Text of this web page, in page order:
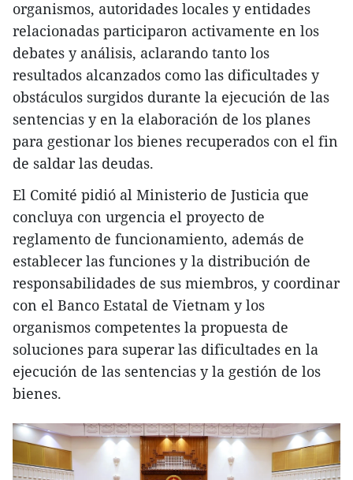
organismos, autoridades locales y entidades
relacionadas participaron activamente en los
debates y análisis, aclarando tanto los
resultados alcanzados como las dificultades y
obstáculos surgidos durante la ejecución de las
sentencias y en la elaboración de los planes
para gestionar los bienes recuperados con el fin
de saldar las deudas.
El Comité pidió al Ministerio de Justicia que
concluya con urgencia el proyecto de
reglamento de funcionamiento, además de
establecer las funciones y la distribución de
responsabilidades de sus miembros, y coordinar
con el Banco Estatal de Vietnam y los
organismos competentes la propuesta de
soluciones para superar las dificultades en la
ejecución de las sentencias y la gestión de los
bienes.